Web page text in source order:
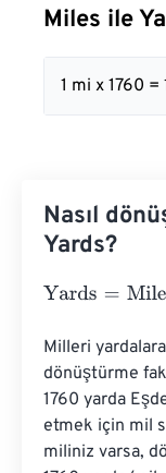
Miles ile
1 mi x 1760 =
Nasıl
Yards?
Yards= Miles×
Milleri
dönüştürme
1760 yarda
etmek için mil
miliniz varsa,